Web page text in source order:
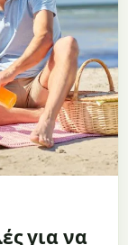
για να